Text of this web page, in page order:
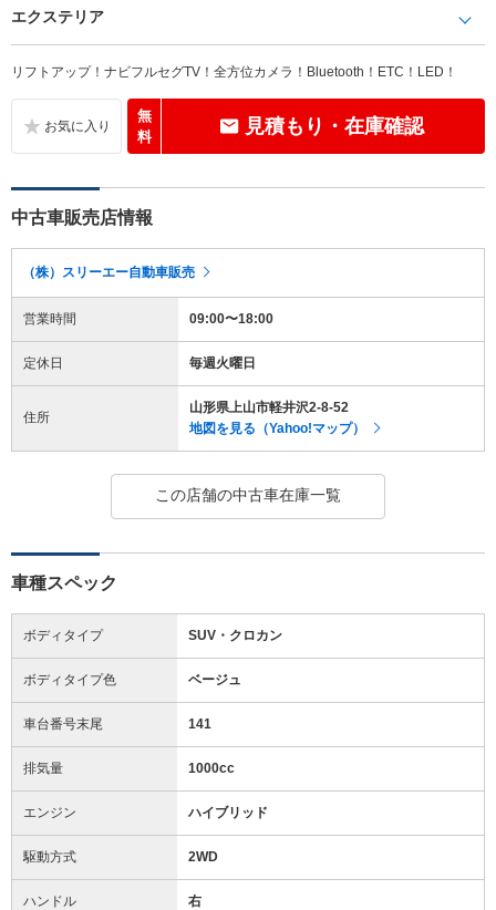
エクステリア
リフトアップ！ナビフルセグTV！全方位カメラ！Bluetooth！ETC！LED！
無
料
見積もり・在庫確認
中古車販売店情報
（株）スリーエー自動車販売
営業時間 09:00〜18:00
定休日 毎週火曜日
住所
山形県上山市軽井沢2-8-52
地図を見る（Yahoo!マップ）
この店舗の中古車在庫一覧
車種スペック
ボディタイプ SUV・クロカン
ボディタイプ色 ベージュ
車台番号末尾 141
排気量 1000cc
エンジン ハイブリッド
駆動方式 2WD
ハンドル 右